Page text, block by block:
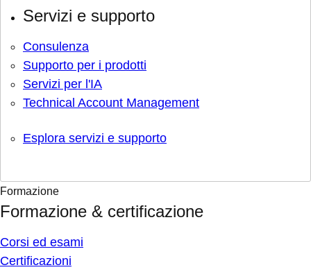
Servizi e supporto
Consulenza
Supporto per i prodotti
Servizi per l'IA
Technical Account Management
Esplora servizi e supporto
Formazione
Formazione & certificazione
Corsi ed esami
Certificazioni